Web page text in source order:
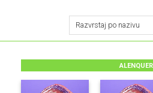
ALENQUER